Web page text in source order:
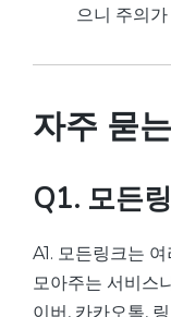
으니 주의
자주 묻
Q1. 모든
A1. 모든링크는
모아주는 서비스
이버, 카카오톡,